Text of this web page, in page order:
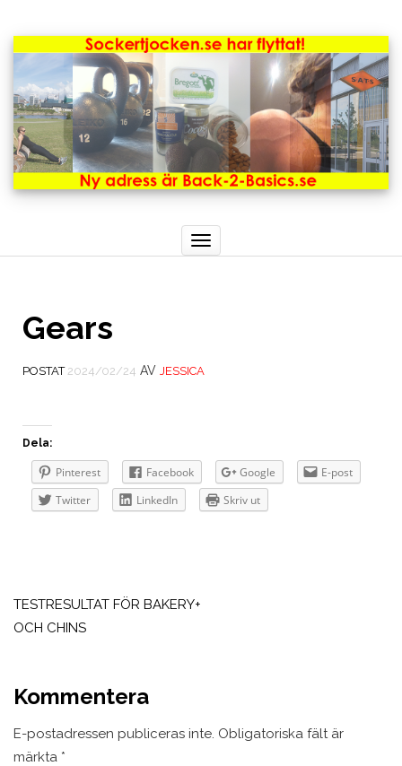
Toggle
navigation
Gears
POSTAT 2024/02/24 AV JESSICA
Dela:
Pinterest Facebook Google
E-post
Twitter
LinkedIn Skriv ut
TESTRESULTAT FÖR BAKERY+
OCH CHINS
Kommentera
E-postadressen publiceras inte. Obligatoriska fält är
märkta *